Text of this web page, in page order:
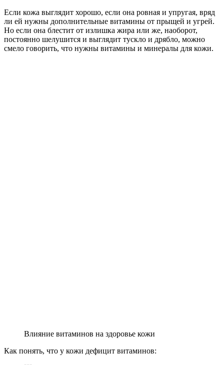
Если кожа выглядит хорошо, если она ровная и упругая, вряд
ли ей нужны дополнительные витамины от прыщей и угрей.
Но если она блестит от излишка жира или же, наоборот,
постоянно шелушится и выглядит тускло и дрябло, можно
смело говорить, что нужны витамины и минералы для кожи.
Влияние витаминов на здоровье кожи
Как понять, что у кожи дефицит витаминов: